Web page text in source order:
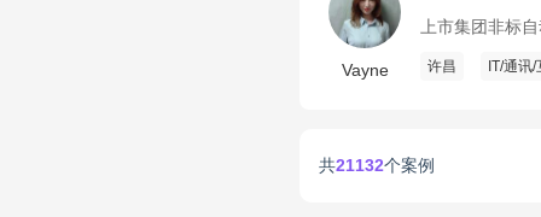
Vayne
上市集团非标
许昌 IT/通讯
共21132个案例